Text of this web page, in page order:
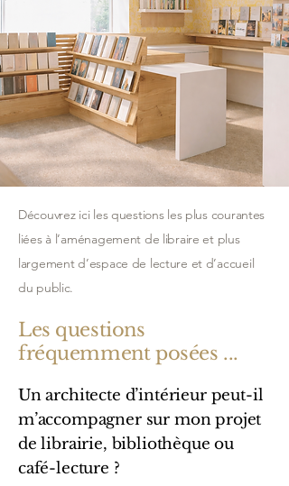
Découvrez ici les questions les plus courantes
liées à l’aménagement de libraire et plus
largement d’espace de lecture et d’accueil
du public.
Les questions
fréquemment posées ...
Un architecte d’intérieur peut-il
m’accompagner sur mon projet
de librairie, bibliothèque ou
café-lecture ?